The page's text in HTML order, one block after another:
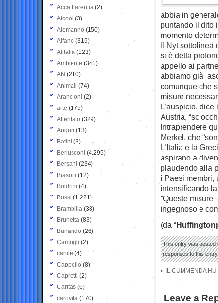
abbia in
puntando il dito
momento
Il Nyt sottolinea
si è detta
appello ai
abbiamo già
comunque che
misure
L’auspicio,
Austria,
intraprendere
Merkel, che
L’Italia e la
aspirano a
plaudendo alla
i Paesi membri,
intensificando
“Queste misure
ingegnoso e
(da “
This entry was posted
responses to this
« IL CUMMENDA
Leave a
Acca Larentia (2)
Alcool (3)
Alemanno (150)
Alfano (315)
Alitalia (123)
Ambiente (341)
AN (210)
Animali (74)
Arancioni (2)
arte (175)
Attentato (329)
Auguri (13)
Batini (3)
Berlusconi (4.295)
Bersani (234)
Biasotti (12)
Boldrini (4)
Bossi (1.221)
Brambilla (38)
Brunetta (83)
Burlando (26)
Camogli (2)
canile (4)
Cappello (8)
Caprotti (2)
Caritas (6)
carovita (170)